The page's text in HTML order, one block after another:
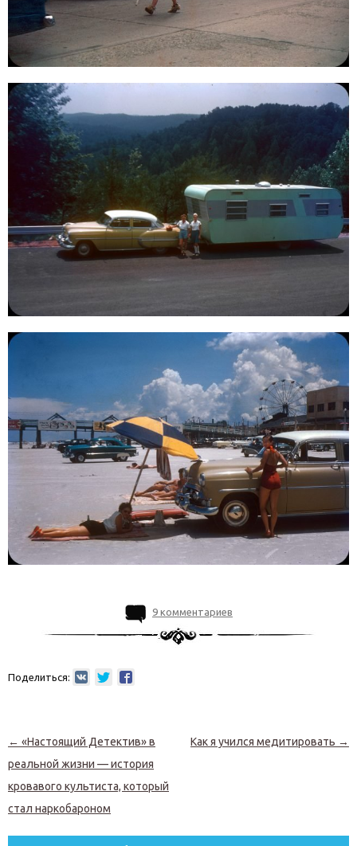
9 комментариев
Поделиться:
Навигация по записям
← «Настоящий Детектив» в
реальной жизни — история
кровавого культиста, который
стал наркобароном
Как я учился медитировать →